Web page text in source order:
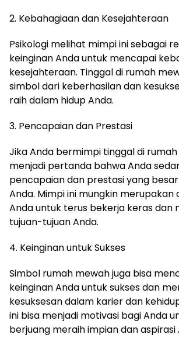
2. Kebahagiaan dan Kesejahteraan
Psikologi melihat mimpi ini sebagai
keinginan Anda untuk mencapai
kesejahteraan. Tinggal di rumah
simbol dari keberhasilan dan
raih dalam hidup Anda.
3. Pencapaian dan Prestasi
Jika Anda bermimpi tinggal di rumah
menjadi pertanda bahwa Anda
pencapaian dan prestasi yang
Anda. Mimpi ini mungkin merupakan
Anda untuk terus bekerja keras dan
tujuan-tujuan Anda.
4. Keinginan untuk Sukses
Simbol rumah mewah juga bisa
keinginan Anda untuk sukses dan
kesuksesan dalam karier dan
ini bisa menjadi motivasi bagi Anda
berjuang meraih impian dan aspirasi